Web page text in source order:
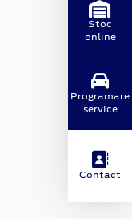
Stoc
online
Programare
service
Contact